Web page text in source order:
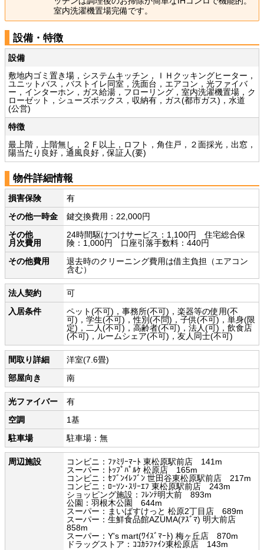
室内洗濯機置場完備です。
設備・特徴
設備
敷地内ゴミ置き場，システムキッチン，ＩＨクッキングヒーター，
ユニットバス，バストイレ同室，洗面台，エアコン，光ファイバ
ー，インターホン，ガス給湯，フローリング，室内洗濯機置場，ク
ローゼット，シューズボックス，収納有，ガス(都市ガス)，水道
(公営)
特徴
最上階，上階無し，２Ｆ以上，ロフト，角住戸，２面採光，出窓，
陽当たり良好，通風良好，保証人(要)
物件詳細情報
損害保険
有
その他一時金
鍵交換費用：22,000円
その他
月次費用
24時間駆けつけサービス：1,100円 住宅総合保
険：1,000円 口座引落手数料：440円
その他費用
退去時のクリーニング費用は借主負担（エアコン
含む）
法人契約
可
入居条件
ペット(不可)，事務所(不可)，楽器等の使用(不
可)，学生(不可)，性別(不問)，子供(不可)，単身(限
定)，二人(不可)，高齢者(不可)，法人(可)，飲食店
(不可)，ルームシェア(不可)，友人同士(不可)
間取り詳細
洋室(7.6畳)
部屋向き
南
光ファイバー
有
空調
1基
駐車場
駐車場：無
周辺施設
コンビニ：ﾌｧﾐﾘｰﾏｰﾄ 東松原駅前店 141m
スーパー：ﾄｯﾌﾟﾊﾟﾙｹ 松原店 165m
コンビニ：ｾﾌﾞﾝｲﾚﾌﾞﾝ 世田谷東松原駅前店 217m
コンビニ：ﾛｰｿﾝ･ｽﾘｰｴﾌ 東松原駅前店 243m
ショッピング施設：ﾌﾚﾝﾃ明大前 893m
公園：羽根木公園 644m
スーパー：まいばすけっと 松原2丁目店 689m
スーパー：生鮮食品館AZUMA(ｱｽﾞﾏ) 明大前店
858m
スーパー：Y's mart(ﾜｲｽﾞﾏｰﾄ) 梅ヶ丘店 870m
ドラッグストア：ｺｺｶﾗﾌｧｲﾝ東松原店 143m